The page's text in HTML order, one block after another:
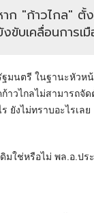
ก "ก้าวไกล" ตั้
ขับเคลื่อนการเ
มนตรี ในฐานะหัวห
วไกลไม่สามารถจัด
ยังไม่ทราบอะไรเลย
มใช่หรือไม่ พล.อ.ปร